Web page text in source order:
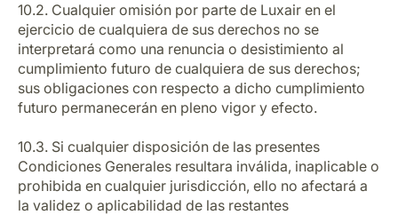
10.2. Cualquier omisión por parte de Luxair en el
ejercicio de cualquiera de sus derechos no se
interpretará como una renuncia o desistimiento al
cumplimiento futuro de cualquiera de sus derechos;
sus obligaciones con respecto a dicho cumplimiento
futuro permanecerán en pleno vigor y efecto.
10.3. Si cualquier disposición de las presentes
Condiciones Generales resultara inválida, inaplicable o
prohibida en cualquier jurisdicción, ello no afectará a
la validez o aplicabilidad de las restantes